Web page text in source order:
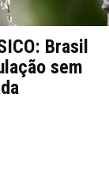
Brasil
sem